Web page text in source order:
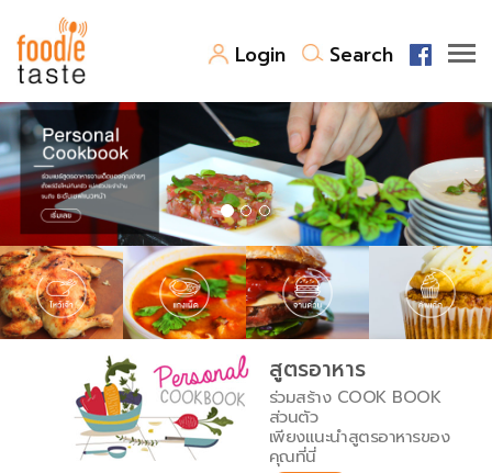
Login Search
สูตรอาหาร
สูตรอาหารล่าสุด
Top Foodie
พาไปชิม
สารพันก้นครัว
เคล็ดลับน่ารู้
เปรียบเทียบหน่วยการตวง
เปรียบเทียบอุณหภูมิ
เปรียบเทียบน้ำหนักวัตถุดิบ
FoodPedia
สร้าง Cookbook
สูตรอาหาร
ร่วมสร้าง COOK BOOK
ส่วนตัว
เพียงแนะนำสูตรอาหารของ
คุณที่นี่